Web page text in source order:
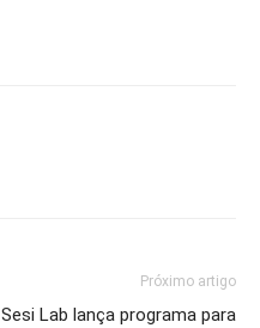
Próximo artigo
Sesi Lab lança programa para